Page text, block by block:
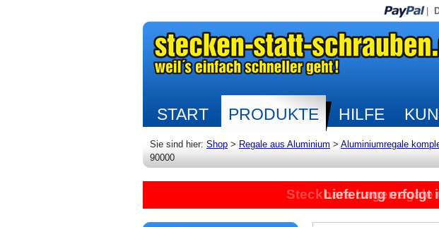
START PRODUKTE HILFE
Sie sind hier: Shop > Regale aus Aluminium > Aluminiumregale
90000
SteckbareLieferung erfolgt